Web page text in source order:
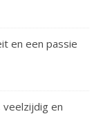
en een passie
veelzijdig en